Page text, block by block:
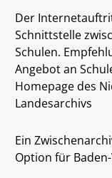
Der
Schnittstelle
Schulen.
Angebot an
Homepage des
Landesarchivs
Ein
Option für